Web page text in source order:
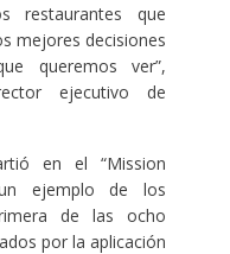
que
mejores decisiones
queremos ver”,
ejecutivo de
en el “Mission
ejemplo de los
de las ocho
por la aplicación